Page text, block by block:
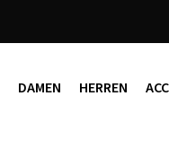
DAMEN HERREN